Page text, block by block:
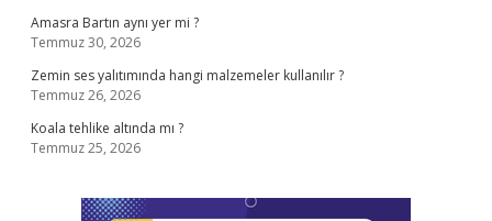
Amasra Bartın aynı yer mi ?
Temmuz 30, 2026
Zemin ses yalıtımında hangi malzemeler kullanılır ?
Temmuz 26, 2026
Koala tehlike altında mı ?
Temmuz 25, 2026